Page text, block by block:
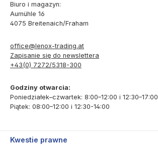
Biuro i magazyn:
Aumühle 16
4075 Breitenaich/Fraham
office@lenox-trading.at
Zapisanie się do newslettera
+43(0) 7272/5318-300
Godziny otwarcia:
Poniedziałek–czwartek: 8:00–12:00 i 12:30–17:00
Piątek: 08:00–12:00 i 12:30-14:00
Kwestie prawne